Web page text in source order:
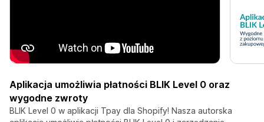
Aplikacja umożliwia płatności BLIK Level 0 oraz
wygodne zwroty
BLIK Level 0 w aplikacji Tpay dla Shopify! Nasza autorska